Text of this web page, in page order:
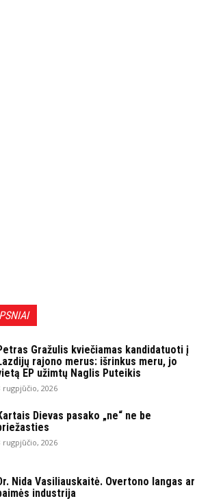
Gražulis kviečiamas kandidatuoti į
rajono merus: išrinkus meru, jo
EP užimtų Naglis Puteikis
rugpjūčio, 2026
Dievas pasako „ne“ ne be
rugpjūčio, 2026
Nida Vasiliauskaitė. Overtono langas ar
industrija